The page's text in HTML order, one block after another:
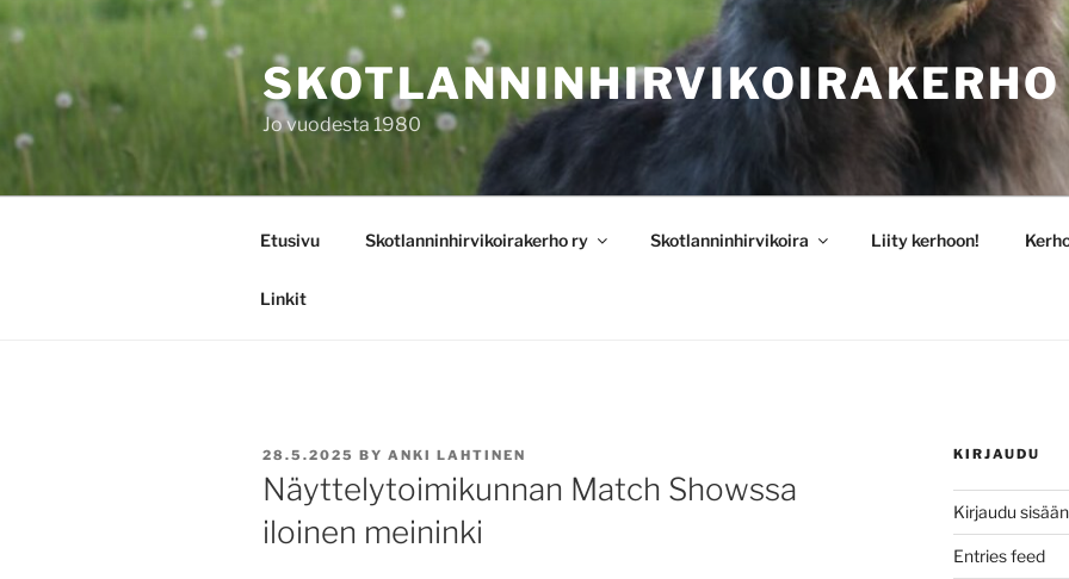
Skip
to
SKOTLANNINHIRVIKOIRAKERHO
Jo vuodesta 1980
Etusivu Skotlanninhirvikoirakerho ry Skotlanninhirvikoira Liity kerhoon!
Linkit
POSTED
ON
28.5.2025 BY ANKI LAHTINEN
Näyttelytoimikunnan Match Showssa
iloinen meininki
KIRJAUDU
Kirjaudu sisään
Entries feed